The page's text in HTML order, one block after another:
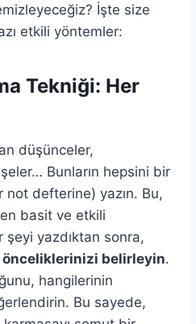
İşte size
etkili yöntemler:
Tekniği: Her
düşünceler,
Bunların hepsini bir
not defterine) yazın. Bu,
basit ve etkili
şeyi yazdıktan sonra,
önceliklerinizi belirleyin.
hangilerinin
Bu sayede,